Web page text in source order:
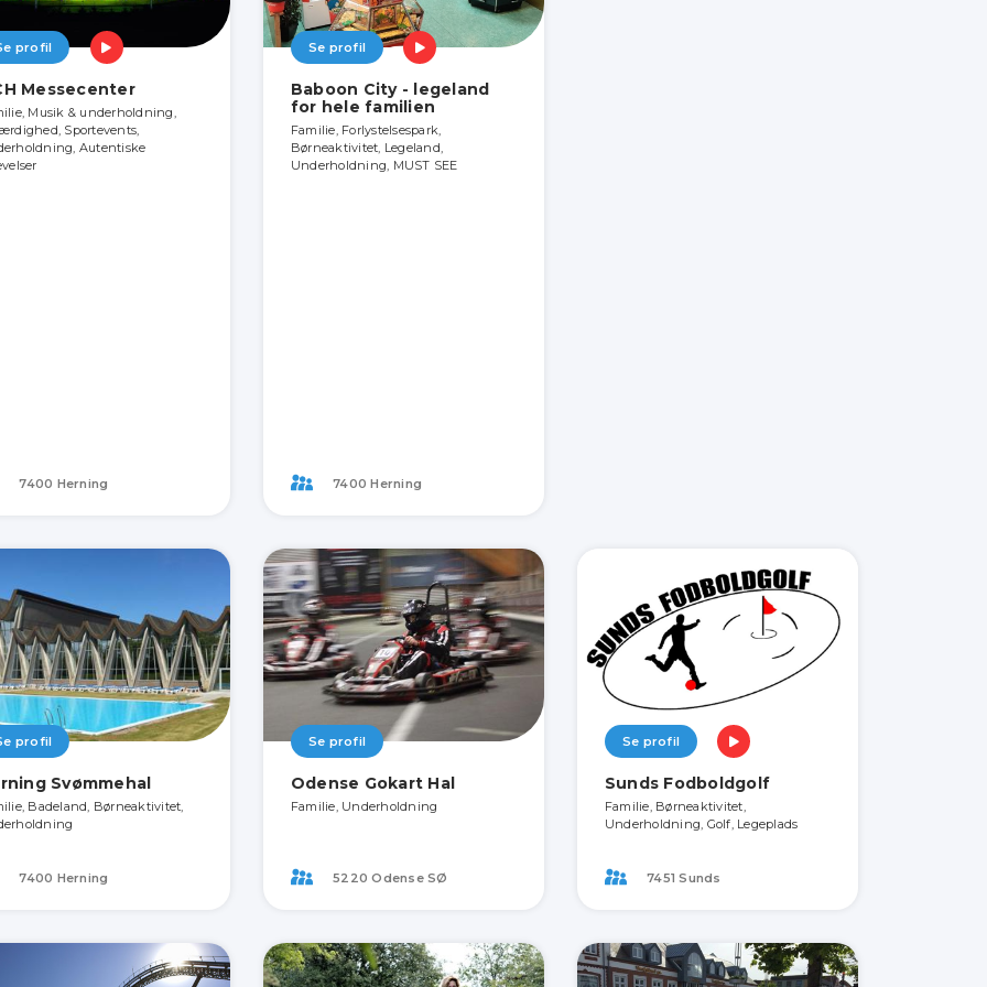
profil
Messecenter
Musik & underholdning,
Sportevents,
Autentiske
7400 Herning
Se profil
Baboon City - legeland
for hele familien
Familie, Forlystelsespark,
Børneaktivitet, Legeland,
Underholdning, MUST SEE
7400 Herning
profil
Svømmehal
Badeland, Børneaktivitet,
7400 Herning
Se profil
Odense Gokart Hal
Familie, Underholdning
5220 Odense SØ
Se profil
Sunds Fodboldgolf
Familie, Børneaktivitet,
Underholdning, Golf, Legeplads
7451 Sunds